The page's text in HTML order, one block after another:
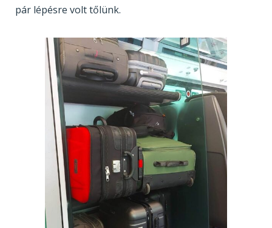
pár lépésre volt tőlünk.